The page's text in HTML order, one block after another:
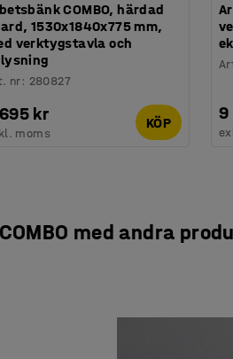
COMBO, härdad
1530x1840x775 mm,
verktygstavla och
nr: 280827
kr
moms
KÖP 9
med andra